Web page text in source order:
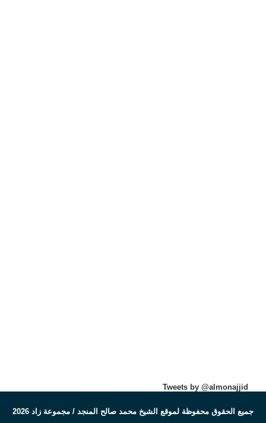
Tweets by @almonajjid
جميع الحقوق محفوظة لموقع الشيخ محمد صالح المنجد / مجموعة زاد 2026